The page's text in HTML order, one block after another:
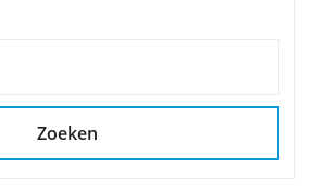
Zoeken